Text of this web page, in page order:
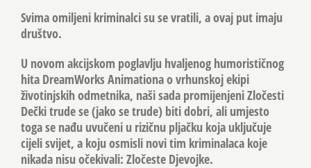
Svima omiljeni kriminalci su se vratili, a ovaj put imaju
društvo.
U novom akcijskom poglavlju hvaljenog humorističnog
hita DreamWorks Animationa o vrhunskoj ekipi
životinjskih odmetnika, naši sada promijenjeni Zločesti
Dečki trude se (jako se trude) biti dobri, ali umjesto
toga se nađu uvučeni u rizičnu pljačku koja uključuje
cijeli svijet, a koju osmisli novi tim kriminalaca koje
nikada nisu očekivali: Zločeste Djevojke.